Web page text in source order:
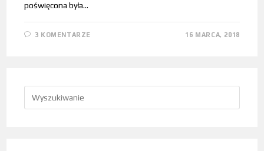
poświęcona była…
3 KOMENTARZE 16 MARCA, 2018